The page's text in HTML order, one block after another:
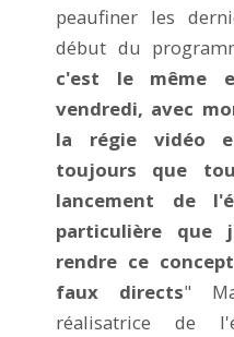
peaufiner les
début du
c'est le même
vendredi, avec
la régie vidéo
toujours que
lancement de
particulière que
rendre ce
faux directs"
réalisatrice de